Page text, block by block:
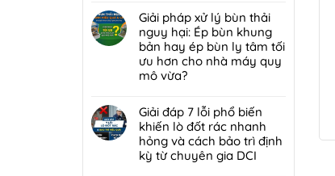
dụng
công
nghệ
bức
xạ
hóa
trong
xử
lý
nước
có
bình
luận
ở
[Giải
pháp]
nghệ
Biofilter
kết
hợp
Giải pháp xử lý bùn thải
nguy hại: Ép bùn khung
bản hay ép bùn ly tâm tối
ưu hơn cho nhà máy quy
mô vừa?
có
bình
luận
ở
Giải
Giải đáp 7 lỗi phổ biến
khiến lò đốt rác nhanh
hỏng và cách bảo trì định
kỳ từ chuyên gia DCI